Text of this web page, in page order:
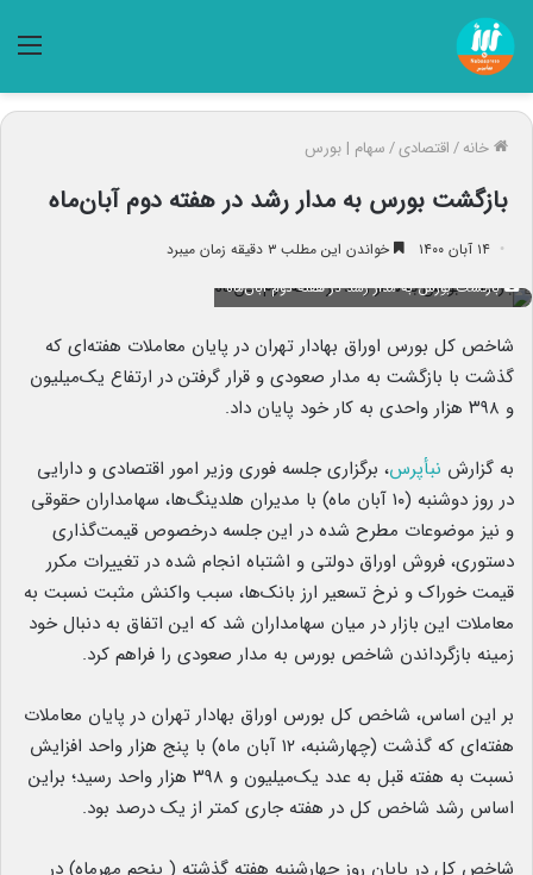
خانه/اقتصادی/سهام | بورس
بازگشت بورس به مدار رشد در هفته دوم آبان‌ماه
۱۴ آبان ۱۴۰۰ خواندن این مطلب ۳ دقیقه زمان میبرد
بازگشت بورس به مدار رشد در هفته دوم آبان‌ماه
شاخص کل بورس اوراق بهادار تهران در پایان معاملات هفته‌ای که
گذشت با بازگشت به مدار صعودی و قرار گرفتن در ارتفاع یک‌میلیون
و ۳۹۸ هزار واحدی به کار خود پایان داد.
به گزارش نبأپرس، برگزاری جلسه فوری وزیر امور اقتصادی و دارایی
در روز دوشنبه (۱۰ آبان ماه) با مدیران هلدینگ‌ها، سهامداران حقوقی
و نیز موضوعات مطرح شده در این جلسه درخصوص قیمت‌گذاری
دستوری، فروش اوراق دولتی و اشتباه انجام شده در تغییرات مکرر
قیمت خوراک و نرخ تسعیر ارز بانک‌ها، سبب واکنش مثبت نسبت به
معاملات این بازار در میان سهامداران شد که این اتفاق به دنبال خود
زمینه بازگرداندن شاخص بورس به مدار صعودی را فراهم کرد.
بر این اساس، شاخص کل بورس اوراق بهادار تهران در پایان معاملات
هفته‌ای که گذشت (چهارشنبه، ۱۲ آبان ماه) با پنج هزار واحد افزایش
نسبت به هفته قبل به عدد یک‌میلیون و ۳۹۸ هزار واحد رسید؛ براین
اساس رشد شاخص کل در هفته جاری کمتر از یک درصد بود.
شاخص کل در پایان روز چهارشنبه هفته گذشته ( پنجم مهرماه) در